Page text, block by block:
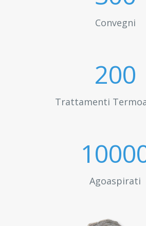
Convegni
200
Trattamenti
Agoaspirati